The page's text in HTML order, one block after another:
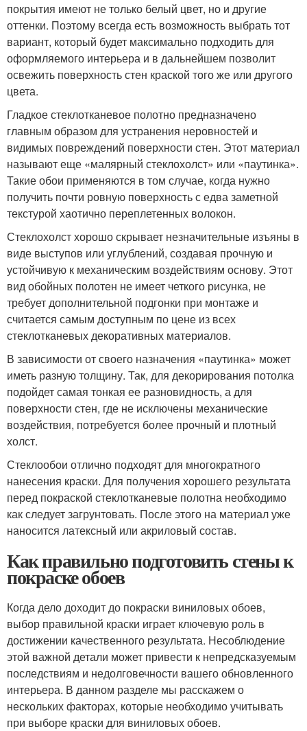
покрытия имеют не только белый цвет, но и другие
оттенки. Поэтому всегда есть возможность выбрать тот
вариант, который будет максимально подходить для
оформляемого интерьера и в дальнейшем позволит
освежить поверхность стен краской того же или другого
цвета.
Гладкое стеклотканевое полотно предназначено
главным образом для устранения неровностей и
видимых повреждений поверхности стен. Этот материал
называют еще «малярный стеклохолст» или «паутинка».
Такие обои применяются в том случае, когда нужно
получить почти ровную поверхность с едва заметной
текстурой хаотично переплетенных волокон.
Стеклохолст хорошо скрывает незначительные изъяны в
виде выступов или углублений, создавая прочную и
устойчивую к механическим воздействиям основу. Этот
вид обойных полотен не имеет четкого рисунка, не
требует дополнительной подгонки при монтаже и
считается самым доступным по цене из всех
стеклотканевых декоративных материалов.
В зависимости от своего назначения «паутинка» может
иметь разную толщину. Так, для декорирования потолка
подойдет самая тонкая ее разновидность, а для
поверхности стен, где не исключены механические
воздействия, потребуется более прочный и плотный
холст.
Стеклообои отлично подходят для многократного
нанесения краски. Для получения хорошего результата
перед покраской стеклотканевые полотна необходимо
как следует загрунтовать. После этого на материал уже
наносится латексный или акриловый состав.
Как правильно подготовить стены к
покраске обоев
Когда дело доходит до покраски виниловых обоев,
выбор правильной краски играет ключевую роль в
достижении качественного результата. Несоблюдение
этой важной детали может привести к непредсказуемым
последствиям и недолговечности вашего обновленного
интерьера. В данном разделе мы расскажем о
нескольких факторах, которые необходимо учитывать
при выборе краски для виниловых обоев.